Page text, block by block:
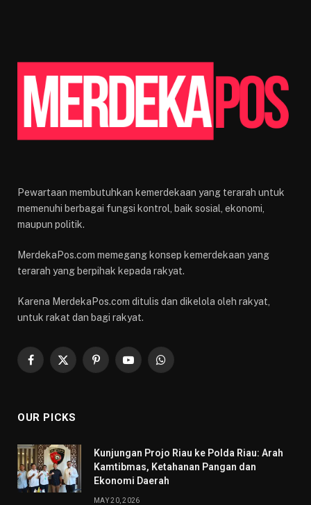
Pewartaan membutuhkan kemerdekaan yang terarah untuk
memenuhi berbagai fungsi kontrol, baik sosial, ekonomi,
maupun politik.
MerdekaPos.com memegang konsep kemerdekaan yang
terarah yang berpihak kepada rakyat.
Karena MerdekaPos.com ditulis dan dikelola oleh rakyat,
untuk rakat dan bagi rakyat.
Facebook
X
PinterestYouTubeWhatsApp
OUR PICKS
Kunjungan Projo Riau ke Polda Riau: Arah
Kamtibmas, Ketahanan Pangan dan
Ekonomi Daerah
MAY 20, 2026